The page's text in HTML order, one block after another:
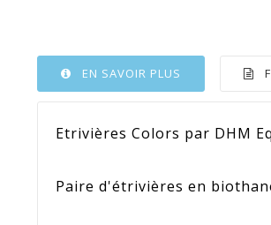
EN SAVOIR PLUS
Etrivières Colors par DHM
Paire d'étrivières en